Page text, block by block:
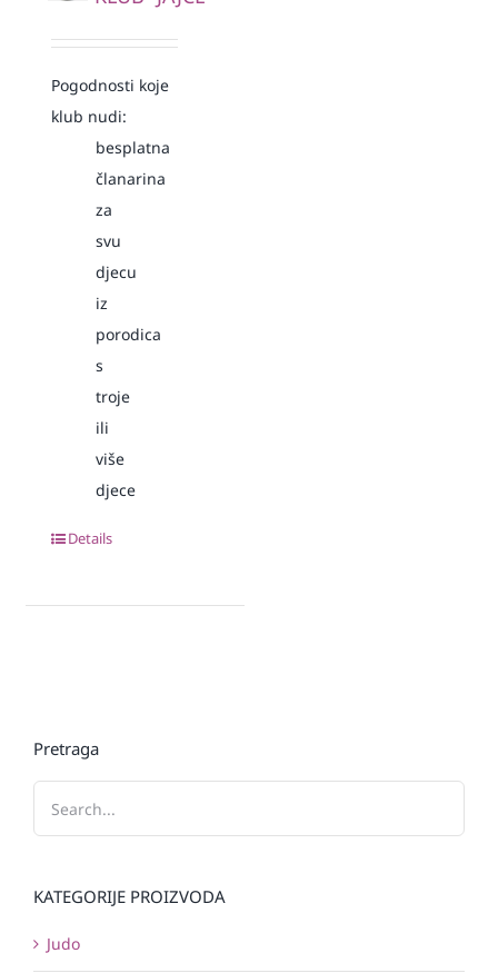
Pogodnosti koje
klub nudi:
besplatna
članarina
za
svu
djecu
iz
porodica
s
troje
ili
više
djece
Details
Pretraga
KATEGORIJE PROIZVODA
Judo